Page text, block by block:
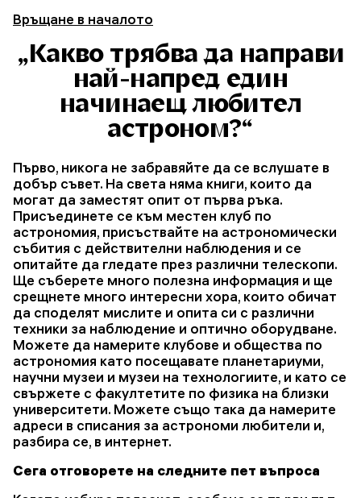
Връщане в началото
„Какво трябва да направи
най-напред един
начинаещ любител
астроном?“
Първо, никога не забравяйте да се вслушате в
добър съвет. На света няма книги, които да
могат да заместят опит от първа ръка.
Присъединете се към местен клуб по
астрономия, присъствайте на астрономически
събития с действителни наблюдения и се
опитайте да гледате през различни телескопи.
Ще съберете много полезна информация и ще
срещнете много интересни хора, които обичат
да споделят мислите и опита си с различни
техники за наблюдение и оптично оборудване.
Можете да намерите клубове и общества по
астрономия като посещавате планетариуми,
научни музеи и музеи на технологиите, и като се
свържете с факултетите по физика на близки
университети. Можете също така да намерите
адреси в списания за астрономи любители и,
разбира се, в интернет.
Сега отговорете на следните пет въпроса